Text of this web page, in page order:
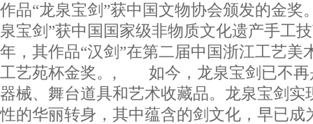
作品“龙泉宝剑”获中国文物协会颁发的金奖
泉宝剑”获中国国家级非物质文化遗产手工
年，其作品“汉剑”在第二届中国浙江工艺美
工艺苑杯金奖。, 如今，龙泉宝剑已不再
器械、舞台道具和艺术收藏品。龙泉宝剑实
性的华丽转身，其中蕴含的剑文化，早已成